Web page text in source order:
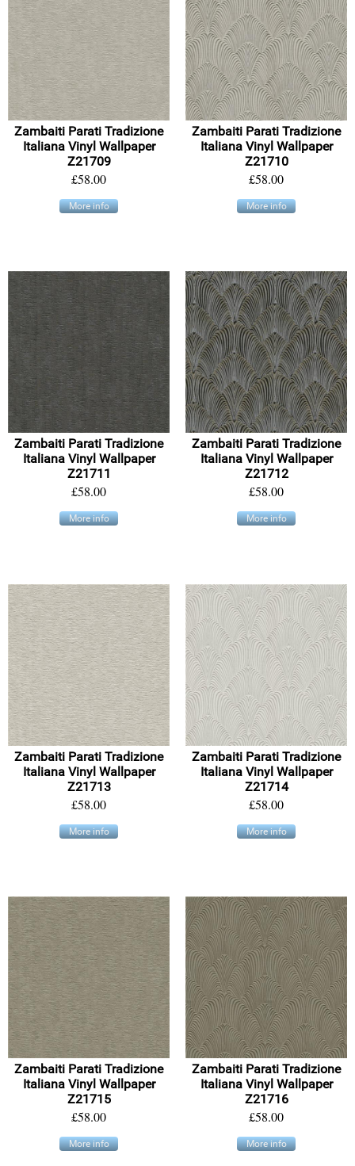
Zambaiti Parati Tradizione
Italiana Vinyl Wallpaper
Z21709
£58.00
More info
Zambaiti Parati Tradizione
Italiana Vinyl Wallpaper
Z21710
£58.00
More info
Zambaiti Parati Tradizione
Italiana Vinyl Wallpaper
Z21711
£58.00
More info
Zambaiti Parati Tradizione
Italiana Vinyl Wallpaper
Z21712
£58.00
More info
Zambaiti Parati Tradizione
Italiana Vinyl Wallpaper
Z21713
£58.00
More info
Zambaiti Parati Tradizione
Italiana Vinyl Wallpaper
Z21714
£58.00
More info
Zambaiti Parati Tradizione
Italiana Vinyl Wallpaper
Z21715
£58.00
More info
Zambaiti Parati Tradizione
Italiana Vinyl Wallpaper
Z21716
£58.00
More info